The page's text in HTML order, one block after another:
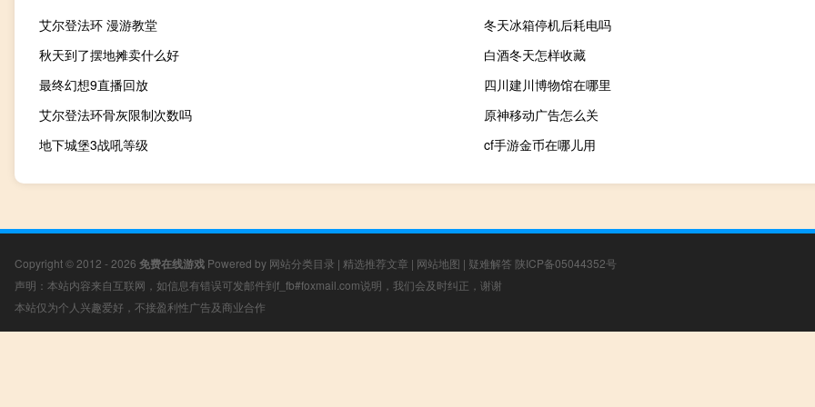
艾尔登法环 漫游教堂
冬天冰箱停机后耗电吗
秋天到了摆地摊卖什么好
白酒冬天怎样收藏
最终幻想9直播回放
四川建川博物馆在哪里
艾尔登法环骨灰限制次数吗
原神移动广告怎么关
地下城堡3战吼等级
cf手游金币在哪儿用
Copyright © 2012 - 2026 免费在线游戏 Powered by 网站分类目录 | 精选推荐文章 | 网站地图 | 疑难解答 陕ICP备05044352号
声明：本站内容来自互联网，如信息有错误可发邮件到f_fb#foxmail.com说明，我们会及时纠正，谢谢
本站仅为个人兴趣爱好，不接盈利性广告及商业合作